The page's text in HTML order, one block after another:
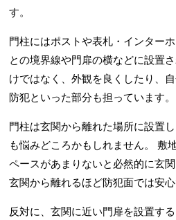
す。
門柱にはポストや表札・インター
との境界線や門扉の横などに設置
けではなく、外観を良くしたり、
防犯といった部分も担っています。
門柱は玄関から離れた場所に設置
も悩みどころかもしれません。 敷
ペースがあまりないと必然的に玄
玄関から離れるほど防犯面では安心
反対に、玄関に近い門扉を設置す